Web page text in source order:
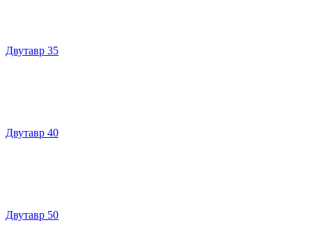
Двутавр 35
Двутавр 40
Двутавр 50